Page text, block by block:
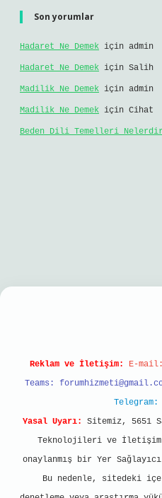
Son yorumlar
Hadaret Ne Demek için admin
Hadaret Ne Demek için Salih
Madilik Ne Demek için admin
Madilik Ne Demek için Cihat
Beden Dili Temelleri Nelerdir
Reklam ve İletişim: E-
Teams:
Telegram:
Yasal Uyarı:
Sitemiz, 5651
Teknolojileri ve İletişim
onaylanmış bir Yer
Bu nedenle, sitedeki